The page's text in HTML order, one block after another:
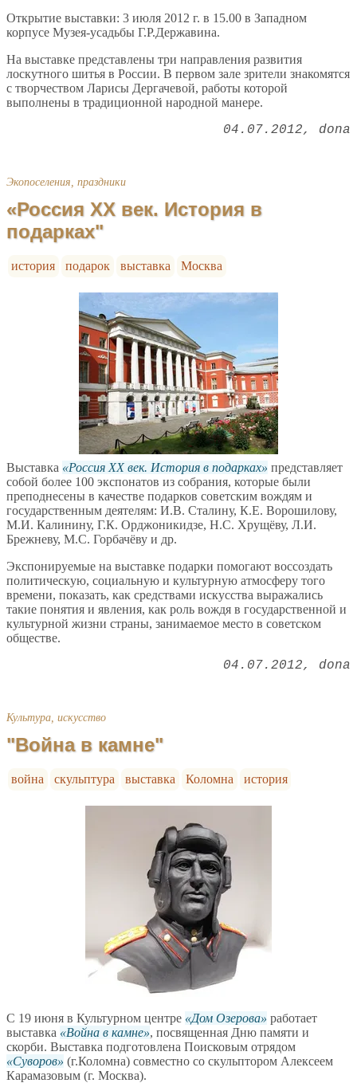
Открытие выставки: 3 июля 2012 г. в 15.00 в Западном
корпусе Музея-усадьбы Г.Р.Державина.
На выставке представлены три направления развития
лоскутного шитья в России. В первом зале зрители знакомятся
с творчеством Ларисы Дергачевой, работы которой
выполнены в традиционной народной манере.
04.07.2012 dona
Экопоселения, праздники
«Россия XX век. История в
подарках"
история подарок выставка Москва
Выставка Россия XX век. История в подарках
представляет
собой более 100 экспонатов из собрания, которые были
преподнесены в качестве подарков советским вождям и
государственным деятелям: И.В. Сталину, К.Е. Ворошилову,
М.И. Калинину, Г.К. Орджоникидзе, Н.С. Хрущёву, Л.И.
Брежневу, М.С. Горбачёву и др.
Экспонируемые на выставке подарки помогают воссоздать
политическую, социальную и культурную атмосферу того
времени, показать, как средствами искусства выражались
такие понятия и явления, как роль вождя в государственной и
культурной жизни страны, занимаемое место в советском
обществе.
04.07.2012 dona
Культура, искусство
"Война в камне"
война скульптура выставка Коломна история
С 19 июня в Культурном центре Дом Озерова
работает
выставка
Война в камне , посвященная Дню памяти и
скорби. Выставка подготовлена Поисковым отрядом
Суворов
(г.Коломна) совместно со скульптором Алексеем
Карамазовым (г. Москва).